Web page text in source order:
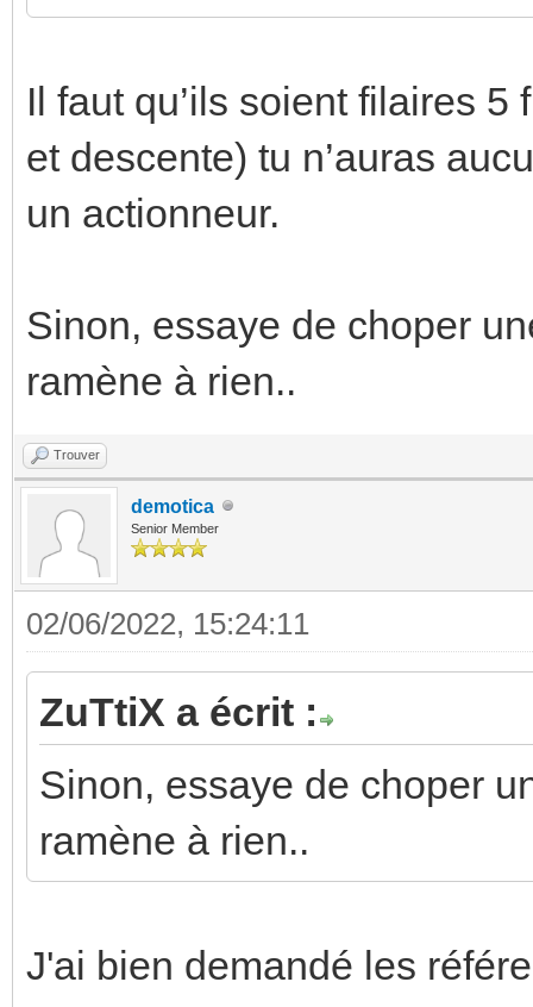
Il faut qu’ils soient filaires
et descente) tu n’auras
un actionneur.
Sinon, essaye de choper
ramène à rien..
Trouver
demotica
Senior Member
02/06/2022, 15:24:11
ZuTtiX a écrit :
Sinon, essaye de choper
ramène à rien..
J'ai bien demandé les